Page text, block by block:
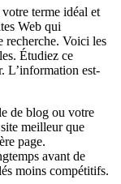
terme idéal et
Web qui
recherche. Voici les
Étudiez ce
L’information est-
de blog ou votre
meilleur que
page.
avant de
moins compétitifs.